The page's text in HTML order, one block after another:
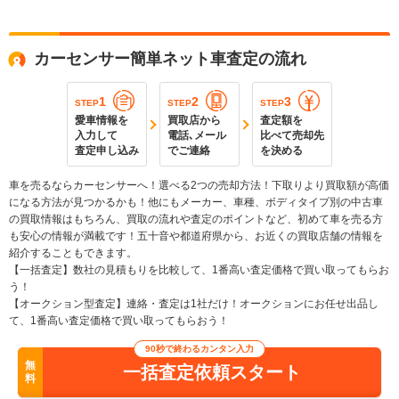
カーセンサー簡単ネット車査定の流れ
STEP1
愛車情報を
入力して
査定申し込み
STEP2
買取店から
電話､メール
でご連絡
STEP3
査定額を
比べて売却先
を決める
車を売るならカーセンサーへ！選べる2つの売却方法！下取りより買取額が高価
になる方法が見つかるかも！他にもメーカー、車種、ボディタイプ別の中古車
の買取情報はもちろん、買取の流れや査定のポイントなど、初めて車を売る方
も安心の情報が満載です！五十音や都道府県から、お近くの買取店舗の情報を
紹介することもできます。
【一括査定】数社の見積もりを比較して、1番高い査定価格で買い取ってもらお
う！
【オークション型査定】連絡・査定は1社だけ！オークションにお任せ出品し
て、1番高い査定価格で買い取ってもらおう！
無
料
90秒で終わるカンタン入力
一括査定依頼スタート